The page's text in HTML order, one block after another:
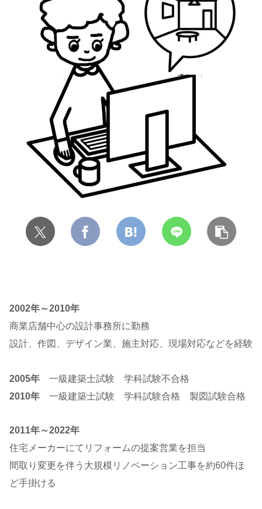
2002年～2010年
商業店舗中心の設計事務所に勤務
設計、作図、デザイン業、施主対応、現場対応などを経験
2005年 一級建築士試験 学科試験不合格
2010年 一級建築士試験 学科試験合格 製図試験合格
2011年～2022年
住宅メーカーにてリフォームの提案営業を担当
間取り変更を伴う大規模リノベーション工事を約60件ほ
ど手掛ける